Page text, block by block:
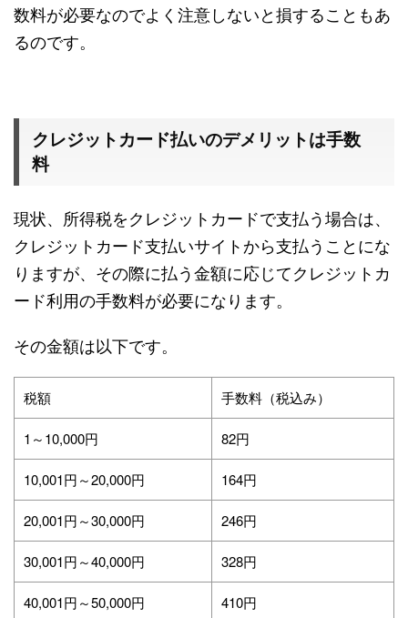
数料が必要なのでよく注意しないと損することもあ
るのです。
クレジットカード払いのデメリットは手数
料
現状、所得税をクレジットカードで支払う場合は、
クレジットカード支払いサイトから支払うことにな
りますが、その際に払う金額に応じてクレジットカ
ード利用の手数料が必要になります。
その金額は以下です。
税額 手数料（税込み）
1～10,000円 82円
10,001円～20,000円 164円
20,001円～30,000円 246円
30,001円～40,000円 328円
40,001円～50,000円 410円